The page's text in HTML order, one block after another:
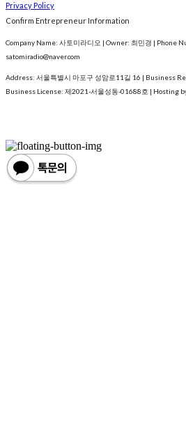
Privacy Policy
Confirm Entrepreneur Information
Company Name: 사토미라디오 | Owner: 최민경 | Phone
satomiradio@naver.com
Address: 서울특별시 마포구 성암로11길 16 | Business
Business License: 제2021-서울성동-01688호 | Hosting